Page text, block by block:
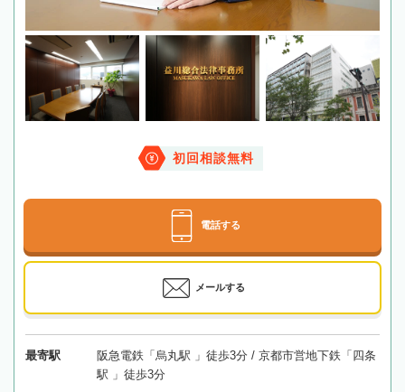
初回相談無料
電話する
メールする
最寄駅
阪急電鉄「烏丸駅 」徒歩3分 / 京都市営地下鉄「四条
駅 」徒歩3分